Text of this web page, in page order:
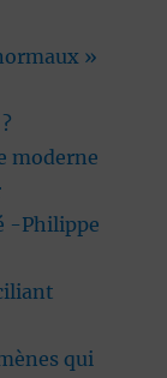
»
moderne
-Philippe
qui